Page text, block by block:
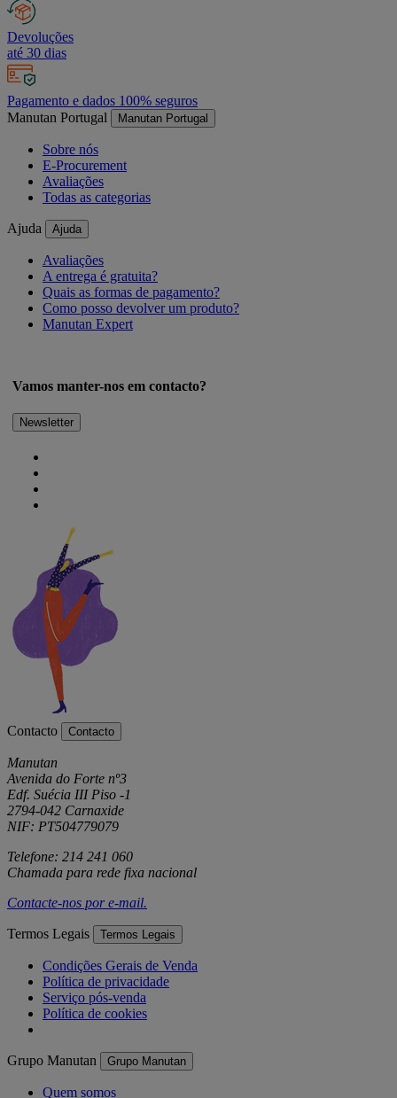
Devoluções
até 30 dias
Pagamento e dados 100% seguros
Manutan Portugal
Manutan Portugal
Sobre nós
E-Procurement
Avaliações
Todas as categorias
Ajuda Ajuda
Avaliações
A entrega é gratuita?
Quais as formas de pagamento?
Como posso devolver um produto?
Manutan Expert
Vamos manter-nos em contacto?
Newsletter
Contacto Contacto
Manutan
Avenida do Forte nº3
Edf. Suécia III Piso -1
2794-042 Carnaxide
NIF: PT504779079
Telefone: 214 241 060
Chamada para rede fixa nacional
Contacte-nos pore-mail.
Termos Legais Termos Legais
Condições Gerais de Venda
Política de privacidade
Serviço pós-venda
Política de cookies
Grupo Manutan Grupo Manutan
Quem somos